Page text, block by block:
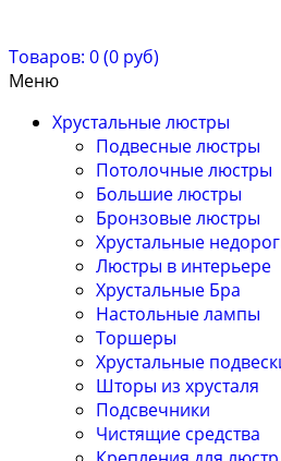
Товаров: 0 (0 руб)
Меню
Хрустальные люстры
Подвесные люстры
Потолочные люстры
Большие люстры
Бронзовые люстры
Хрустальные
Люстры в интерьере
Хрустальные Бра
Настольные лампы
Торшеры
Хрустальные
Шторы из хрусталя
Подсвечники
Чистящие средства